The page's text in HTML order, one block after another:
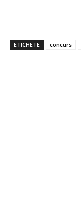
ETICHETE concurs